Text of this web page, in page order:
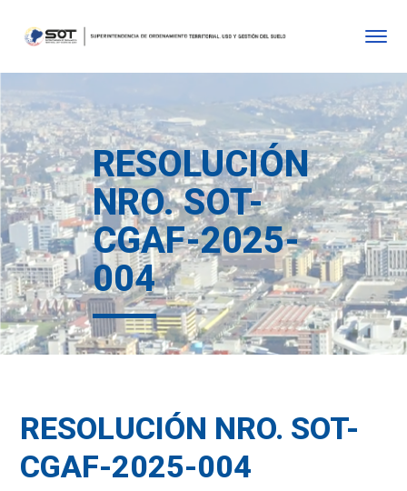
RESOLUCIÓN
NRO. SOT-
CGAF-2025-
004
RESOLUCIÓN NRO. SOT-
CGAF-2025-004